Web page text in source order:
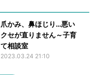
爪かみ、鼻ほじり…悪い
クセが直りません～子育
て相談室
2023.03.24 21:10